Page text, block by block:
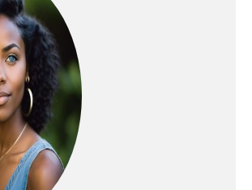
des débris et des poils
d'animaux dans votre
maison et le
dépoussiérage des
recoins difficiles à
nettoyer. Idéal pour
balayer les débris des
magasins, garages, allées,
cours et jardins.
Nettoyage sans effort -
Libérez la puissance de la